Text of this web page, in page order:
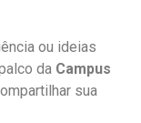
ou ideias
da Campus
sua